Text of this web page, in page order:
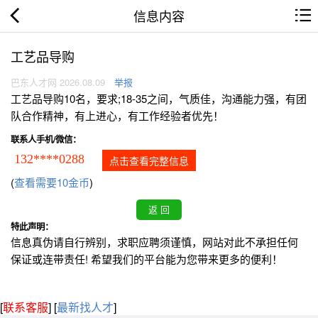
信息内容
工艺品导购
巴东人才网 2026.08.09 举报
工艺品导购10名，要求;18-35之间，气质佳，沟通能力强，有团
队合作精神，有上进心，有工作经验者优先！
联系人手机/微信：
132****0288 点击查看完整信息
(查看需要10金币)
特此声明：
信息真伪请自行辨别，求职应聘须谨慎，网站对此不承担任何
保证或连带责任! 希望我们的平台能为您带来更多的便利！
[联系客服] [最新找人才]